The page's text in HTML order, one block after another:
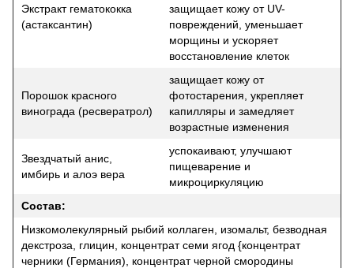
Экстракт гематококка
(астаксантин)
защищает кожу от UV-
повреждений, уменьшает
морщины и ускоряет
восстановление клеток
Порошок красного
винограда (ресвератрол)
защищает кожу от
фотостарения, укрепляет
капилляры и замедляет
возрастные изменения
Звездчатый анис,
имбирь и алоэ вера
успокаивают, улучшают
пищеварение и
микроциркуляцию
Состав:
Низкомолекулярный рыбий коллаген, изомальт, безводная
декстроза, глицин, концентрат семи ягод {концентрат
черники (Германия), концентрат черной смородины